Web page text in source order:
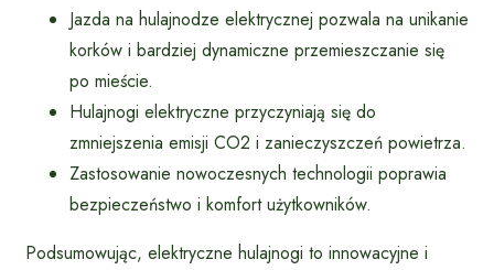
Jazda na hulajnodze elektrycznej pozwala na unikanie
korków i bardziej dynamiczne przemieszczanie się
po mieście.
Hulajnogi elektryczne przyczyniają się do
zmniejszenia emisji CO2 i zanieczyszczeń powietrza.
Zastosowanie nowoczesnych technologii poprawia
bezpieczeństwo i komfort użytkowników.
Podsumowując, elektryczne hulajnogi to innowacyjne i